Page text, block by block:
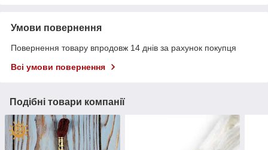
Умови повернення
Повернення товару впродовж 14 днів за рахунок покупця
Всі умови повернення
Подібні товари компанії